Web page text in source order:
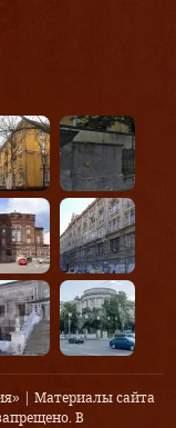
| Материалы сайта
В